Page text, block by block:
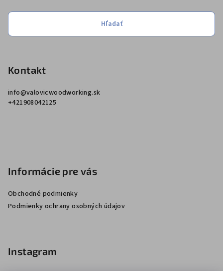
Hľadať
Kontakt
info@valovicwoodworking.sk
+421908042125
Informácie pre vás
Obchodné podmienky
Podmienky ochrany osobných údajov
Instagram